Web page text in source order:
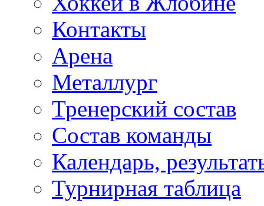
Контакты
Арена
Металлург
Тренерский состав
Состав команды
Календарь,
Турнирная таблица